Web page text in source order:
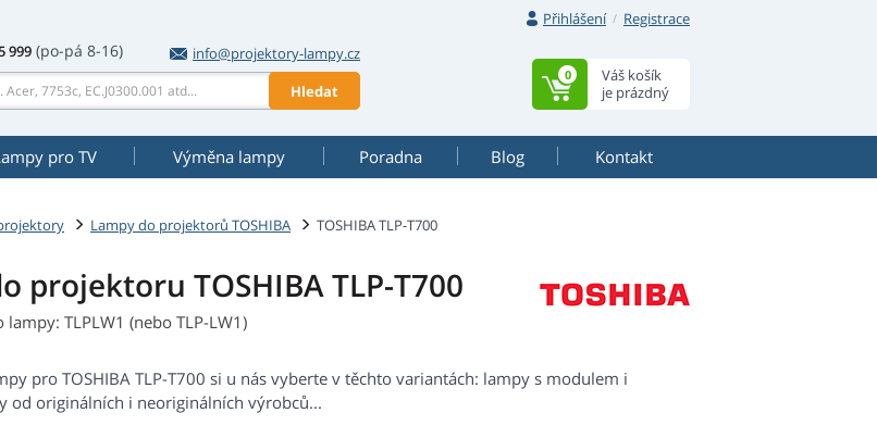
Přihlášení
Registrace
999 (po-pá 8-16)
info@projektory-lampy.cz
Hledat
Váš košík
je prázdný
0
pro TV Výměna lampy Poradna Blog Kontakt
Lampy do projektorů TOSHIBA TOSHIBA TLP-T700
projektoru TOSHIBA TLP-T700
TLPLW1 (nebo TLP-LW1)
pro TOSHIBA TLP-T700 si u nás vyberte v těchto variantách: lampy s modulem i
od originálních i neoriginálních výrobců...